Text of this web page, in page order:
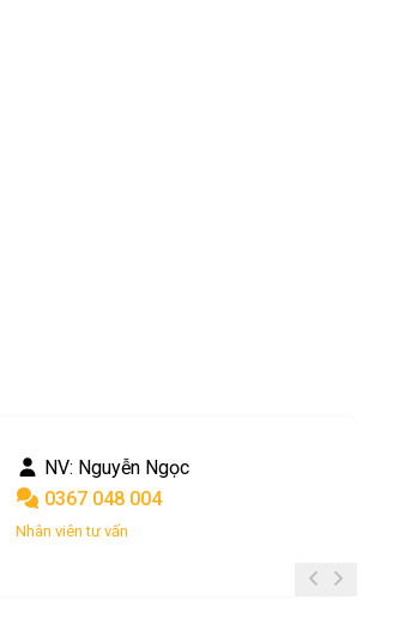
NV: Phong le
0901 775 778
Chăm sóc khách hàng